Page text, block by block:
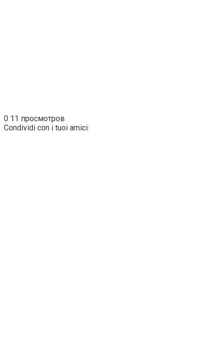
0 11 просмотров
Condividi con i tuoi amici: